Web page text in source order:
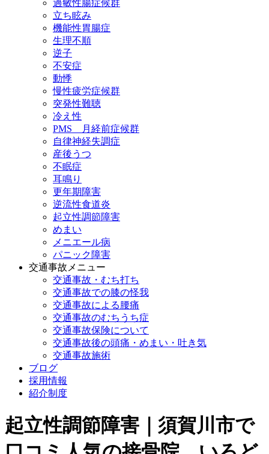
過敏性腸症候群
立ち眩み
機能性胃腸症
生理不順
逆子
不安症
動悸
慢性疲労症候群
突発性難聴
冷え性
PMS 月経前症候群
自律神経失調症
産後うつ
不眠症
耳鳴り
更年期障害
逆流性食道炎
起立性調節障害
めまい
メニエール病
パニック障害
交通事故メニュー
交通事故・むち打ち
交通事故での膝の怪我
交通事故による腰痛
交通事故のむちうち症
交通事故保険について
交通事故後の頭痛・めまい・吐き気
交通事故施術
ブログ
採用情報
紹介制度
起立性調節障害｜須賀川市で